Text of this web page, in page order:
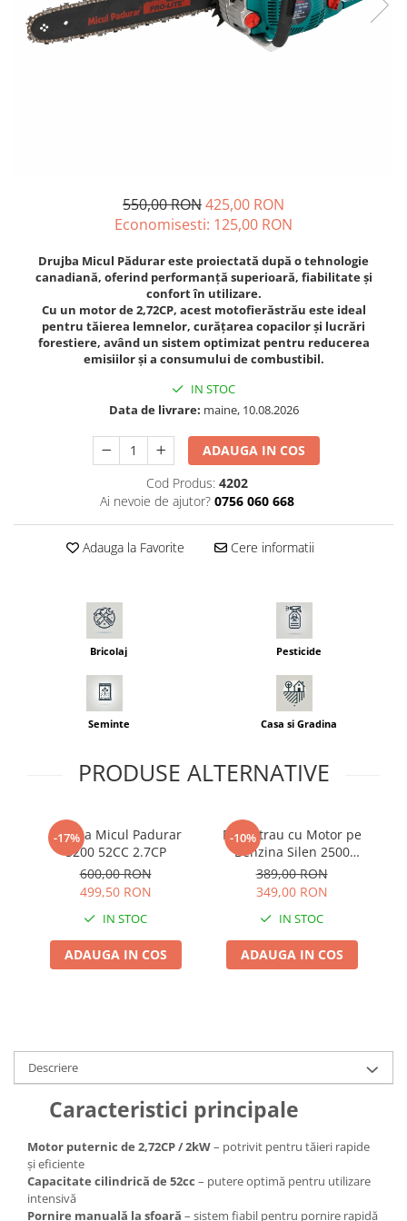
Diverse
Seminte legume
Seminte de Leustean
Seminte de Patrunjel
Seminte de praz
Seminte dovleac decorativ
Seminte dovlecel / dovleac
Seminte mazare
Seminte pastarnac
Seminte ridichi
Seminte rosii
Seminte salata
Seminte varza
Seminte Vinete
Seminte Legume Profesionale
Seminte trifoi
Adjuvant
Insecticid
Ingrasaminte plante - CUTIE / KG
Ingrasaminte plante - FLORI
Ingrasaminte plante - FLORI - GEL
Casa, Gradina
Accesorii agricole
550,00 RON425,00 RON
Economisesti: 125,00 RON
Drujba Micul Pădurareste proiectată după o tehnologie
canadiană, oferind performanță superioară, fiabilitate și
confort în utilizare.
Cu un motor de2,72CP, acest motofierăstrău este ideal
pentru tăierea lemnelor, curățarea copacilor și lucrări
forestiere, având un sistem optimizat pentru reducerea
emisiilor și a consumului de combustibil.
IN STOC
Data de livrare: maine, 10.08.2026
ADAUGA IN COS
Cod Produs: 4202
Ai nevoie de ajutor? 0756 060 668
Adauga la Favorite Cere informatii
Bricolaj Pesticide
Seminte Casa si Gradina
PRODUSE ALTERNATIVE
-17%
Drujba Micul Padurar
5200 52CC 2.7CP
600,00 RON
499,50 RON
IN STOC
ADAUGA IN COS
-10%
Fierastrau cu Motor pe
Benzina Silen 2500
Detoolz 1.2CP, Drujba
Toaletare Pomicultură
Lama 12 inchi 30cm
389,00 RON
349,00 RON
IN STOC
ADAUGA IN COS
Descriere
Caracteristici principale
Motor puternic de 2,72CP / 2kW– potrivit pentru tăieri rapide
și eficiente
Capacitate cilindrică de 52cc – putere optimă pentru utilizare
intensivă
Pornire manuală la sfoară – sistem fiabil pentru pornire rapidă